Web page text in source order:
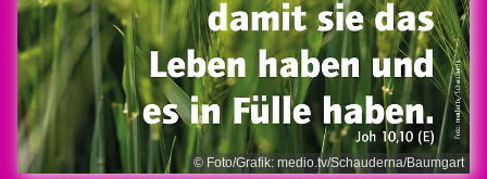
© Foto/Grafik: medio.tv/Schauderna/Baumgart